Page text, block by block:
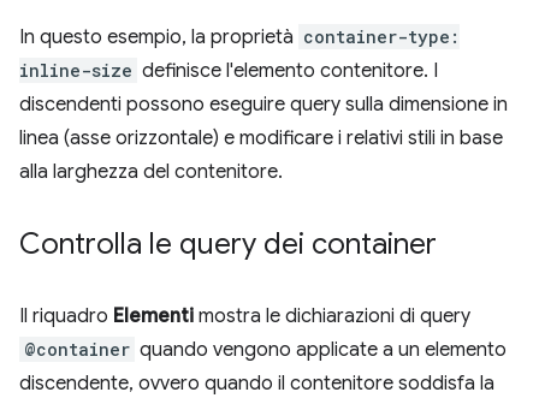
In questo esempio, la proprietà container-type:
inline-size definisce l'elemento contenitore. I
discendenti possono eseguire query sulla dimensione in
linea (asse orizzontale) e modificare i relativi stili in base
alla larghezza del contenitore.
Controlla le query dei container
Il riquadro Elementi mostra le dichiarazioni di query
@container quando vengono applicate a un elemento
discendente, ovvero quando il contenitore soddisfa la